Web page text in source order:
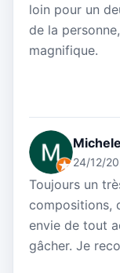
loin pour un
de la
magnifique.
24/12/
Toujours un
compositions,
envie de tout
gâcher. Je